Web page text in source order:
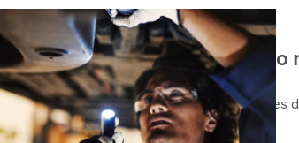
Buscar su centro de servicio
Volvo cuenta con una de las mayores
mundo.